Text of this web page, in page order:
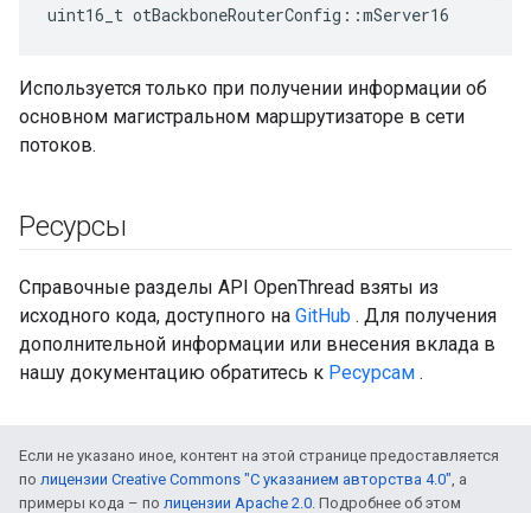
uint16_t otBackboneRouterConfig ::mServer16
Используется только при получении информации об
основном магистральном маршрутизаторе в сети
потоков.
Ресурсы
Справочные разделы API OpenThread взяты из
исходного кода, доступного на GitHub . Для получения
дополнительной информации или внесения вклада в
нашу документацию обратитесь к Ресурсам .
Если не указано иное, контент на этой странице предоставляется
по лицензии Creative Commons "С указанием авторства 4.0", а
примеры кода – по лицензии Apache 2.0. Подробнее об этом